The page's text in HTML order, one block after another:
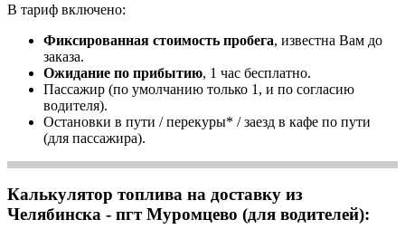
В тариф включено:
Фиксированная стоимость пробега, известна Вам до
заказа.
Ожидание по прибытию, 1 час бесплатно.
Пассажир (по умолчанию только 1, и по согласию
водителя).
Остановки в пути / перекуры* / заезд в кафе по пути
(для пассажира).
Калькулятор топлива на доставку из
Челябинска - пгт Муромцево (для водителей):